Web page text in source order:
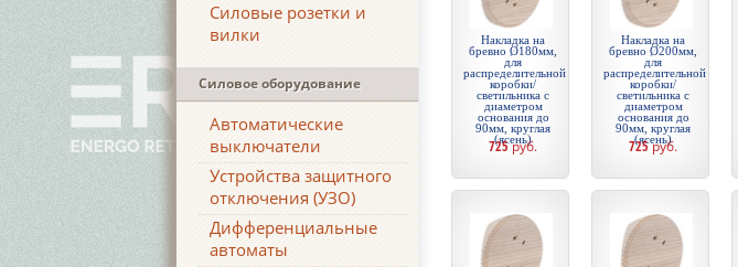
Силовые розетки и
вилки
Силовое оборудование
Автоматические
выключатели
Устройства защитного
отключения (УЗО)
Дифференциальные
автоматы
Накладка на
бревно Ø180мм,
для
распределительной
коробки/
светильника с
диаметром
основания до
90мм, круглая
(ясень)
725руб.
Накладка на
бревно Ø200мм,
для
распределительной
коробки/
светильника с
диаметром
основания до
90мм, круглая
(ясень)
725руб.